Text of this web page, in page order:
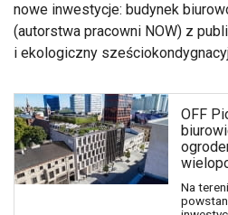
nowe inwestycje: budynek
(autorstwa pracowni NOW) z
i ekologiczny
OFF
Na